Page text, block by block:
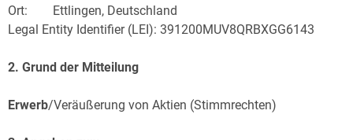
Ort: Ettlingen, Deutschland
Legal Entity Identifier (LEI): 391200MUV8QRBXGG6143
2. Grund der Mitteilung
Erwerb/Veräußerung von Aktien (Stimmrechten)